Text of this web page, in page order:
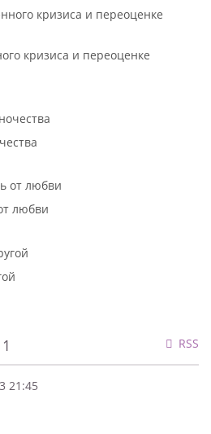
кризиса и переоценке
любви
RSS
21:45